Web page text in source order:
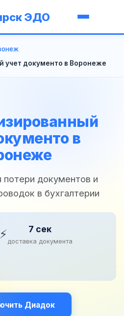
ЭДО
учет документо в Воронеже
в
потери документов и
в бухгалтерии
⚡ 7 сек
доставка документа
Диадок